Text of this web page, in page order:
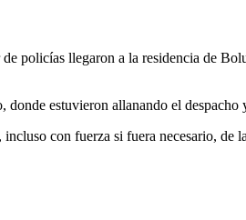
policías llegaron a la residencia de
estuvieron allanando el
con fuerza si fuera necesario, de